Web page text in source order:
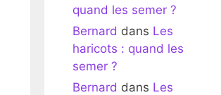
quand les semer ?
Bernard dans Les
haricots : quand les
semer ?
Bernard dans Les